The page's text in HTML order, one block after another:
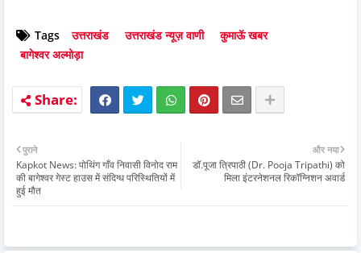
Tags उत्तराखंड उत्तराखंड न्यूज़ वाणी
कुमाऊॅ खबर
बागेश्वर अल्मोड़ा
और नया
डॉ.पूजा त्रिपाठी (Dr. Pooja Tripathi) को
मिला इंटरनेशनल रिकॉग्निशन अवार्ड
पुराने
Kapkot News: पोथिंग गाँव निवासी विनोद राम
की बागेश्वर गेस्ट हाउस में संदिग्ध परिस्थितियों में
हुई मौत